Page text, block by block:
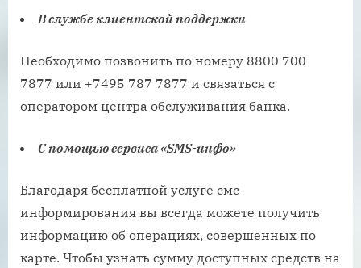
В службе клиентской поддержки
Необходимо позвонить по номеру 8800 700
7877 или +7495 787 7877 и связаться с
оператором центра обслуживания банка.
С помощью сервиса «SMS-инфо»
Благодаря бесплатной услуге смс-
информирования вы всегда можете получить
информацию об операциях, совершенных по
карте. Чтобы узнать сумму доступных средств на